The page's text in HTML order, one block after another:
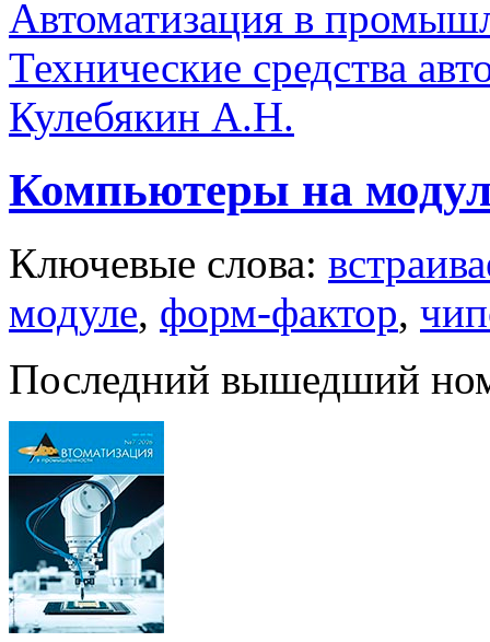
Автоматизация в
Технические средства
Кулебякин А.Н.
Компьютеры на
Ключевые слова:
модуле, форм-фактор,
Последний вышедший